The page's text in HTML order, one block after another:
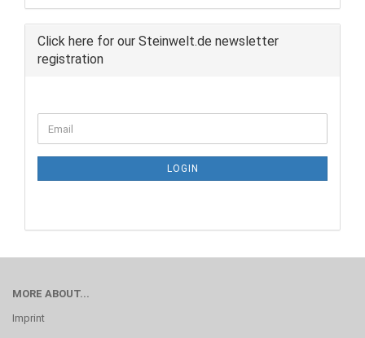
Click here for our Steinwelt.de newsletter
registration
TO
PAGE
Email
LOGIN
MORE ABOUT...
Imprint